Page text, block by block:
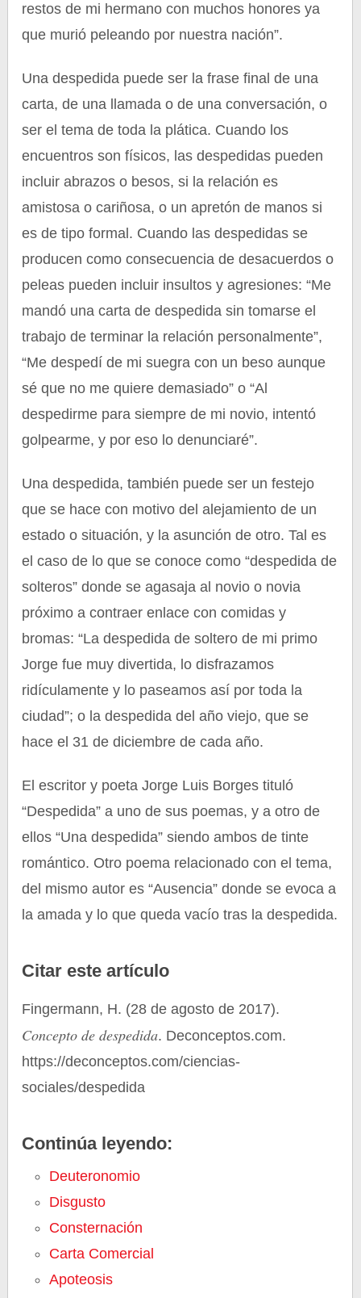
restos de mi hermano con muchos honores ya
que murió peleando por nuestra nación”.
Una despedida puede ser la frase final de una
carta, de una llamada o de una conversación, o
ser el tema de toda la plática. Cuando los
encuentros son físicos, las despedidas pueden
incluir abrazos o besos, si la relación es
amistosa o cariñosa, o un apretón de manos si
es de tipo formal. Cuando las despedidas se
producen como consecuencia de desacuerdos o
peleas pueden incluir insultos y agresiones: “Me
mandó una carta de despedida sin tomarse el
trabajo de terminar la relación personalmente”,
“Me despedí de mi suegra con un beso aunque
sé que no me quiere demasiado” o “Al
despedirme para siempre de mi novio, intentó
golpearme, y por eso lo denunciaré”.
Una despedida, también puede ser un festejo
que se hace con motivo del alejamiento de un
estado o situación, y la asunción de otro. Tal es
el caso de lo que se conoce como “despedida de
solteros” donde se agasaja al novio o novia
próximo a contraer enlace con comidas y
bromas: “La despedida de soltero de mi primo
Jorge fue muy divertida, lo disfrazamos
ridículamente y lo paseamos así por toda la
ciudad”; o la despedida del año viejo, que se
hace el 31 de diciembre de cada año.
El escritor y poeta Jorge Luis Borges tituló
“Despedida” a uno de sus poemas, y a otro de
ellos “Una despedida” siendo ambos de tinte
romántico. Otro poema relacionado con el tema,
del mismo autor es “Ausencia” donde se evoca a
la amada y lo que queda vacío tras la despedida.
Citar este artículo
Fingermann, H. (28 de agosto de 2017).
Concepto de despedida. Deconceptos.com.
https://deconceptos.com/ciencias-
sociales/despedida
Continúa leyendo:
Deuteronomio
Disgusto
Consternación
Carta Comercial
Apoteosis